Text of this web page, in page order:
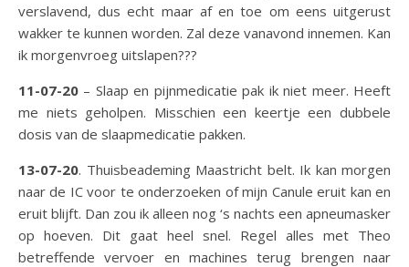
verslavend, dus echt maar af en toe om eens uitgerust
wakker te kunnen worden. Zal deze vanavond innemen. Kan
ik morgenvroeg uitslapen???
11-07-20 – Slaap en pijnmedicatie pak ik niet meer. Heeft
me niets geholpen. Misschien een keertje een dubbele
dosis van de slaapmedicatie pakken.
13-07-20. Thuisbeademing Maastricht belt. Ik kan morgen
naar de IC voor te onderzoeken of mijn Canule eruit kan en
eruit blijft. Dan zou ik alleen nog ‘s nachts een apneumasker
op hoeven. Dit gaat heel snel. Regel alles met Theo
betreffende vervoer en machines terug brengen naar